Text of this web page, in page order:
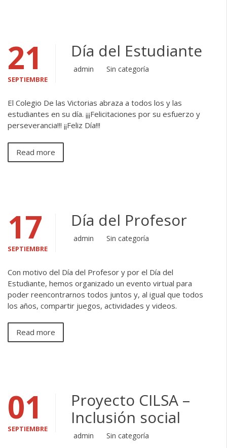
21
SEPTIEMBRE
Día del Estudiante
admin Sin categoría
El Colegio De las Victorias abraza a todos los y las
estudiantes en su día. ¡¡¡Felicitaciones por su esfuerzo y
perseverancia!!! ¡¡Feliz Día!!!
Read more
17
SEPTIEMBRE
Día del Profesor
admin Sin categoría
Con motivo del Día del Profesor y por el Día del
Estudiante, hemos organizado un evento virtual para
poder reencontrarnos todos juntos y, al igual que todos
los años, compartir juegos, actividades y videos.
Read more
01
SEPTIEMBRE
Proyecto CILSA –
Inclusión social
admin Sin categoría